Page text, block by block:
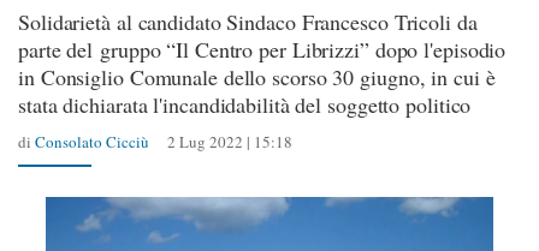
Solidarietà al candidato Sindaco Francesco Tricoli da
parte del gruppo “Il Centro per Librizzi” dopo l'episodio
in Consiglio Comunale dello scorso 30 giugno, in cui è
stata dichiarata l'incandidabilità del soggetto politico
di Consolato Cicciù 2 Lug 2022 | 15:18